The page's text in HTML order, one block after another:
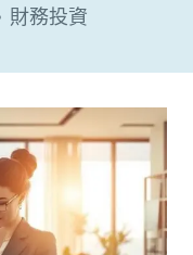
財務投資